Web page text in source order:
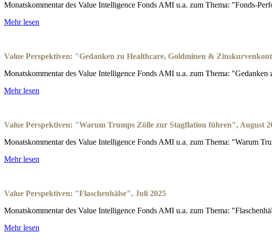
Monatskommentar des Value Intelligence Fonds AMI u.a. zum Thema: "Fonds-
Mehr lesen
Value Perspektiven: "Gedanken zu Healthcare, Goldminen &
Monatskommentar des Value Intelligence Fonds AMI u.a. zum Thema:
Mehr lesen
Value Perspektiven: "Warum Trumps Zölle zur Stagflation führen", August
Monatskommentar des Value Intelligence Fonds AMI u.a. zum Thema: "Warum
Mehr lesen
Value Perspektiven: "Flaschenhälse", Juli 2025
Monatskommentar des Value Intelligence Fonds AMI u.a. zum Thema:
Mehr lesen